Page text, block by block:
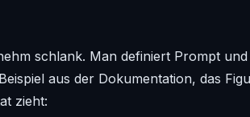
schlank. Man definiert Prompt
aus der Dokumentation, das
zieht: